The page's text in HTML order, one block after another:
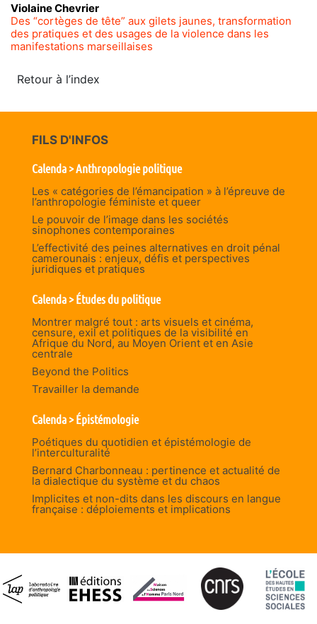
ViolaineChevrier
Des “cortèges de tête” aux gilets jaunes, transformation
des pratiques et des usages de la violence dans les
manifestations marseillaises
Retour à l’index
FILS D'INFOS
Calenda > Anthropologie politique
Les « catégories de l’émancipation » à l’épreuve de
l’anthropologie féministe et queer
Le pouvoir de l’image dans les sociétés
sinophones contemporaines
L’effectivité des peines alternatives en droit pénal
camerounais : enjeux, défis et perspectives
juridiques et pratiques
Calenda > Études du politique
Montrer malgré tout : arts visuels et cinéma,
censure, exil et politiques de la visibilité en
Afrique du Nord, au Moyen Orient et en Asie
centrale
Beyond the Politics
Travailler la demande
Calenda > Épistémologie
Poétiques du quotidien et épistémologie de
l’interculturalité
Bernard Charbonneau : pertinence et actualité de
la dialectique du système et du chaos
Implicites et non-dits dans les discours en langue
française : déploiements et implications